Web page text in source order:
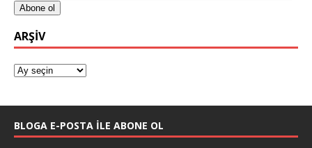
Abone ol
ARŞIV
BLOGA E-POSTA ILE ABONE OL